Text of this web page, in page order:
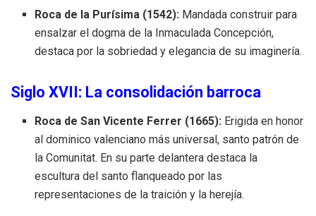
Roca de la Purísima (1542): Mandada construir para
ensalzar el dogma de la Inmaculada Concepción,
destaca por la sobriedad y elegancia de su imaginería.
Siglo XVII: La consolidación barroca
Roca de San Vicente Ferrer (1665): Erigida en honor
al dominico valenciano más universal, santo patrón de
la Comunitat. En su parte delantera destaca la
escultura del santo flanqueado por las
representaciones de la traición y la herejía.